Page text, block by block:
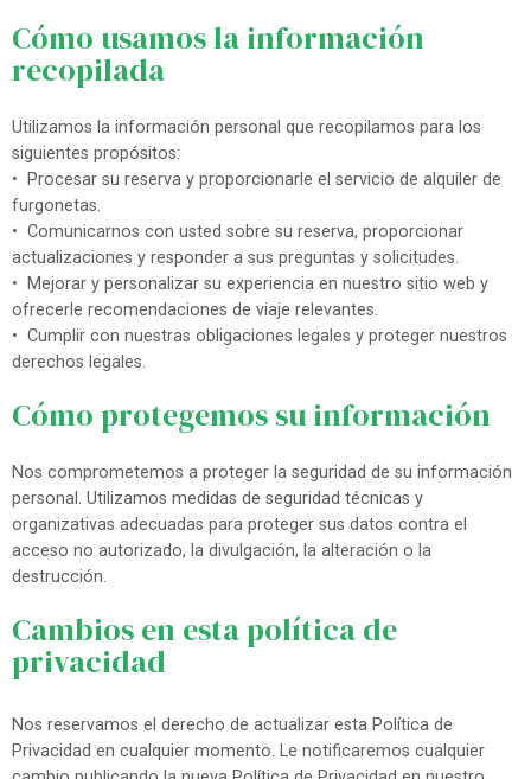
Cómo usamos la información
recopilada
Utilizamos la información personal que recopilamos para los
siguientes propósitos:
• Procesar su reserva y proporcionarle el servicio de alquiler de
furgonetas.
• Comunicarnos con usted sobre su reserva, proporcionar
actualizaciones y responder a sus preguntas y solicitudes.
• Mejorar y personalizar su experiencia en nuestro sitio web y
ofrecerle recomendaciones de viaje relevantes.
• Cumplir con nuestras obligaciones legales y proteger nuestros
derechos legales.
Cómo protegemos su información
Nos comprometemos a proteger la seguridad de su información
personal. Utilizamos medidas de seguridad técnicas y
organizativas adecuadas para proteger sus datos contra el
acceso no autorizado, la divulgación, la alteración o la
destrucción.
Cambios en esta política de
privacidad
Nos reservamos el derecho de actualizar esta Política de
Privacidad en cualquier momento. Le notificaremos cualquier